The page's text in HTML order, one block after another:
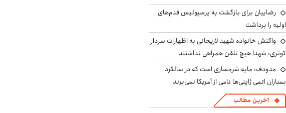
رضاییان برای بازگشت به پرسپولیس قدم‌های
اولیه را برداشت
واکنش خانواده شهید لاریجانی به اظهارات سردار
کوثری: شهدا هیچ تلفن همراهی نداشتند
مدودف: مایه شرمساری است که در سالگرد
بمباران اتمی ژاپنی‌ها نامی از آمریکا نمی‌برند
آخرین مطالب